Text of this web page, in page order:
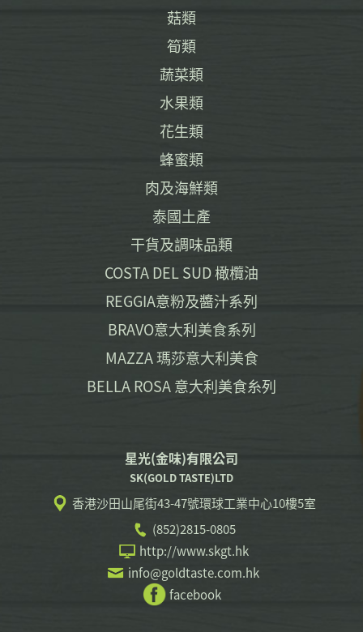
菇類
筍類
蔬菜類
水果類
花生類
蜂蜜類
肉及海鮮類
泰國土產
干貨及調味品類
COSTA DEL SUD 橄欖油
REGGIA意粉及醬汁系列
BRAVO意大利美食系列
MAZZA 瑪莎意大利美食
BELLA ROSA 意大利美食糸列
星光(金味)有限公司
SK(GOLD TASTE)LTD
香港沙田山尾街43-47號環球工業中心10樓5室
(852)2815-0805
http://www.skgt.hk
info@goldtaste.com.hk
facebook